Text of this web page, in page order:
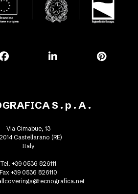
S . p . A .
Via Cimabue, 13
Castellarano (RE)
Italy
Tel. +39 0536 826111
Fax +39 0536 826110